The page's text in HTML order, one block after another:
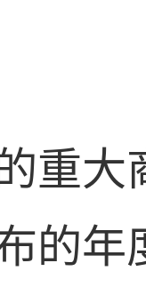
重大
的年